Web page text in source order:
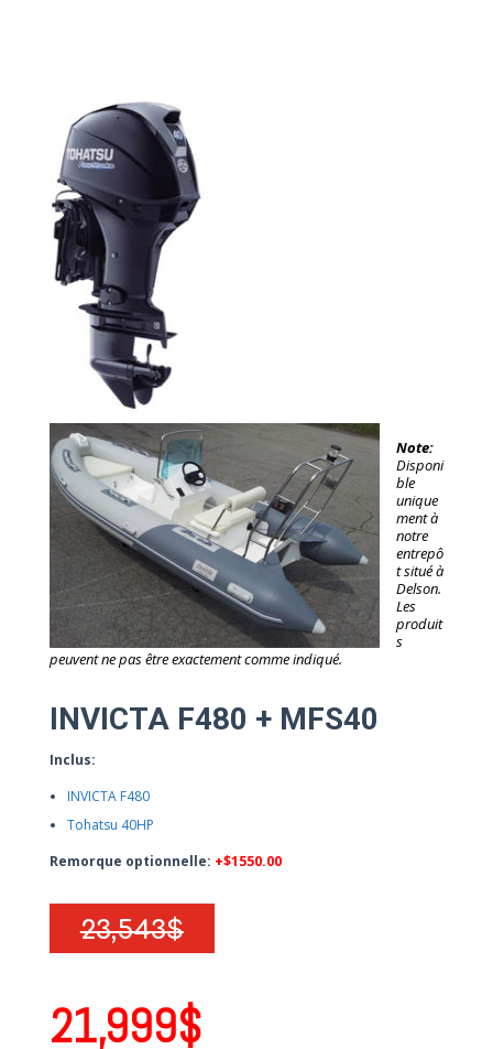
Note:
Disponi
ble
unique
ment à
notre
entrepô
t situé à
Delson.
Les
produit
s
peuvent ne pas être exactement comme indiqué.
INVICTA F480 + MFS40
Inclus:
INVICTA F480
Tohatsu 40HP
Remorque optionnelle: +$1550.00
23,543$
21,999$